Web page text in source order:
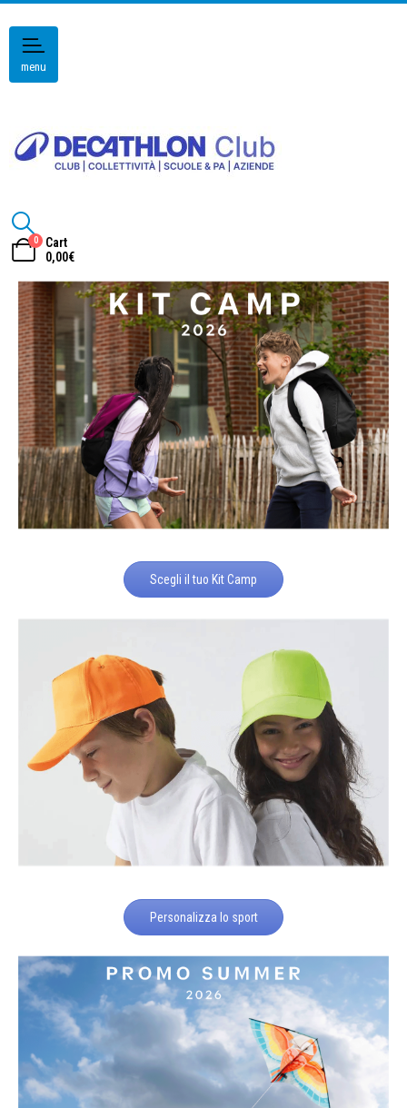
menu
0
Cart
0,00€
Scegli il tuo Kit Camp
Personalizza lo sport